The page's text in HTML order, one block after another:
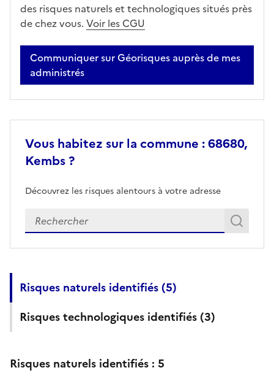
des risques naturels et technologiques situés près
de chez vous. Voir les CGU
Communiquer sur Géorisques auprès de mes
administrés
Vous habitez sur la commune : 68680,
Kembs ?
Découvrez les risques alentours à votre adresse
Veuillez renseigner votre adresse exacte
Risques naturels identifiés (5)
Risques technologiques identifiés (3)
Risques naturels identifiés : 5